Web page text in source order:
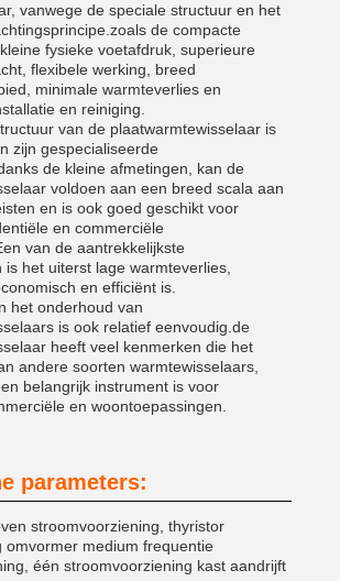
vanwege de speciale structuur en het
de compacte
fysieke voetafdruk, superieure
flexibele werking, breed
minimale warmteverlies en
en reiniging.
van de plaatwarmtewisselaar is
zijn gespecialiseerde
de kleine afmetingen, kan de
voldoen aan een breed scala aan
en is ook goed geschikt voor
en commerciële
van de aantrekkelijkste
het uiterst lage warmteverlies,
en efficiënt is.
het onderhoud van
is ook relatief eenvoudig.de
heeft veel kenmerken die het
andere soorten warmtewisselaars,
belangrijk instrument is voor
en woontoepassingen.
parameters:
stroomvoorziening, thyristor
omvormer medium frequentie
één stroomvoorziening kast aandrijft